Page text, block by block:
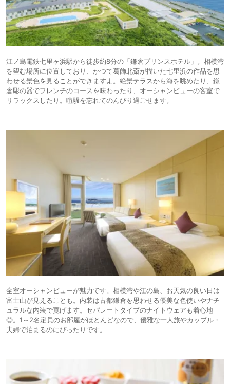
江ノ島電鉄七里ヶ浜駅から徒歩約8分の「鎌倉プリンスホテル」。相模湾
を望む場所に位置しており、かつて葛飾北斎が描いた七里浜の作品を思
わせる景色を見ることができますよ。絶景テラスから海を眺めたり、鎌
倉彫の器でフレンチのコースを味わったり、オーシャンビューの客室で
リラックスしたり。喧騒を忘れてのんびり過ごせます。
全室オーシャンビューが魅力です。相模湾や江の島、お天気の良い日は
富士山が見えることも。内装は古都鎌倉を思わせる優美な色使いやナチ
ュラルな内装で寛げます。セパレートタイプのナイトウェアも着心地
◎。1～2名定員のお部屋がほとんどなので、優雅な一人旅やカップル・
夫婦で泊まるのにぴったりです。